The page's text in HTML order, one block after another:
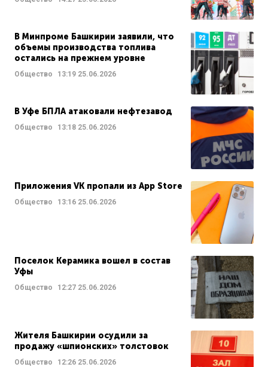
В Минпроме Башкирии заявили, что
объемы производства топлива
остались на прежнем уровне
Общество 13:19 25.06.2026
В Уфе БПЛА атаковали нефтезавод
Общество 13:18 25.06.2026
Приложения VK пропали из App Store
Общество 13:16 25.06.2026
Поселок Керамика вошел в состав
Уфы
Общество 12:27 25.06.2026
Жителя Башкирии осудили за
продажу «шпионских» толстовок
Общество 12:26 25.06.2026